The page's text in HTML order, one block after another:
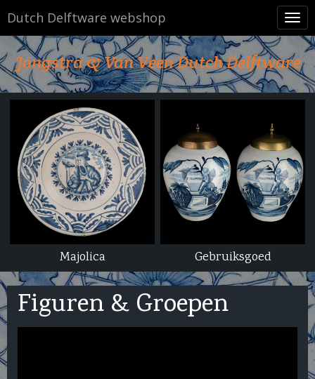
Dutch Delftware webshop
Jongstra & Van Veen Dutch Delftware
Majolica Gebruiksgoed
Figuren & Groepen